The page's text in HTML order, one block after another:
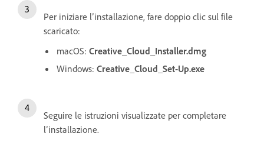
Per iniziare l’installazione, fare doppio clic sul file
scaricato:
macOS: Creative_Cloud_Installer.dmg
Windows: Creative_Cloud_Set-Up.exe
Seguire le istruzioni visualizzate per completare
l’installazione.